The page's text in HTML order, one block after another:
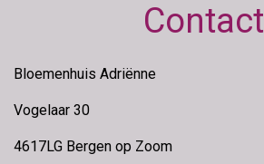
Contact
Bloemenhuis Adriënne
Vogelaar 30
4617LG Bergen op Zoom